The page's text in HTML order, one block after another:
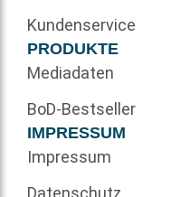
Kundenservice
PRODUKTE
Mediadaten
BoD-Bestseller
IMPRESSUM
Impressum
Datenschutz